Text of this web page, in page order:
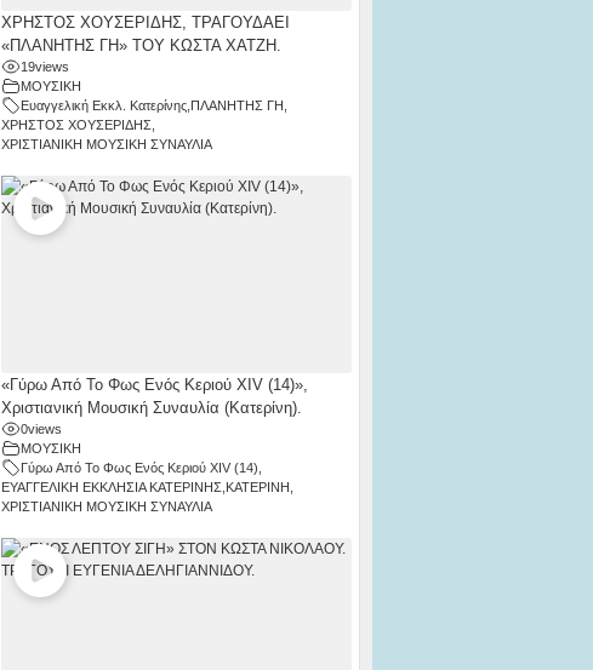
ΧΡΗΣΤΟΣ ΧΟΥΣΕΡΙΔΗΣ, ΤΡΑΓΟΥΔΑΕΙ
«ΠΛΑΝΗΤΗΣ ΓΗ» ΤΟΥ ΚΩΣΤΑ ΧΑΤΖΗ.
19views
ΜΟΥΣΙΚΗ
Ευαγγελική Εκκλ. Κατερίνης, ΠΛΑΝΗΤΗΣ ΓΗ
ΧΡΗΣΤΟΣ ΧΟΥΣΕΡΙΔΗΣ
ΧΡΙΣΤΙΑΝΙΚΗ ΜΟΥΣΙΚΗ ΣΥΝΑΥΛΙΑ
«Γύρω Από Το Φως Ενός Κεριού ΧΙV (14)»,
Χριστιανική Μουσική Συναυλία (Κατερίνη).
0views
ΜΟΥΣΙΚΗ
Γύρω Από Το Φως Ενός Κεριού ΧΙV (14)
ΕΥΑΓΓΕΛΙΚΗ ΕΚΚΛΗΣΙΑ ΚΑΤΕΡΙΝΗΣ ΚΑΤΕΡΙΝΗ
ΧΡΙΣΤΙΑΝΙΚΗ ΜΟΥΣΙΚΗ ΣΥΝΑΥΛΙΑ